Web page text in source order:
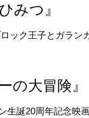
みつ』
ック王子と ガラン
の大冒険』
生誕20周年記念映